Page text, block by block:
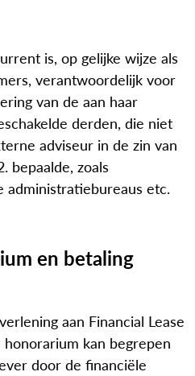
is, op gelijke wijze als
verantwoordelijk voor
van de aan haar
derden, die niet
adviseur in de zin van
bepaalde, zoals
administratiebureaus etc.
en betaling
aan Financial Lease
kan begrepen
door de financiële